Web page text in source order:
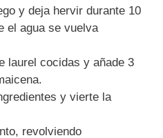
y deja hervir durante 10
el agua se vuelva
laurel cocidas y añade 3
y vierte la
revolviendo